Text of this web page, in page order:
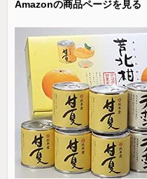
Amazonの商品ページを見る